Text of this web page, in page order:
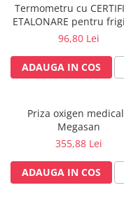
Conectori gaze
Componente statii gaze
Panouri control si
Console ATI si UPU
Dispozitive si sisteme
Rampa gaze medicale
Rampa iluminat alarmare
Accesorii vase
Tevi cupru si accesorii
Termometru cu
ETALONARE pentru
vitrine frigorifice,
96,80 Lei
ADAUGA IN COS
Priza oxigen
Megasan
355,88 Lei
ADAUGA IN COS